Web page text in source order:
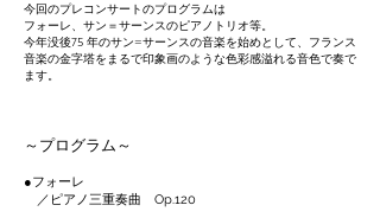
今回のプレコンサートのプログラムは
フォーレ、サン＝サーンスのピアノトリオ等。
今年没後75 年のサン=サーンスの音楽を始めとして、フランス
音楽の金字塔をまるで印象画のような色彩感溢れる音色で奏で
ます。
～プログラム～
●フォーレ
／ピアノ三重奏曲 Op.120